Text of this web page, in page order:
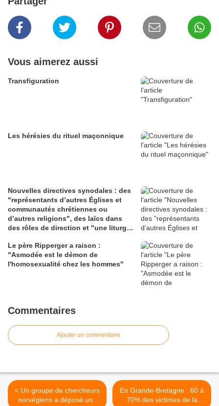
Vous aimerez aussi
Transfiguration
Les hérésies du rituel maçonnique
Nouvelles directives synodales : des
"représentants d’autres Églises et
communautés chrétiennes ou
d’autres religions", des laïcs dans
des rôles de direction et "une liturgie
Le père Ripperger a raison :
"Asmodée est le démon de
l'homosexualité chez les hommes"
Commentaires
Ajouter un commentaire
< Un groupe de chercheurs
norvégiens a déposé une
En Grande-Bretagne : 60 à
70% des victimes de la